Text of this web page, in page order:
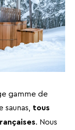
gamme de
saunas,
tous
. Nous